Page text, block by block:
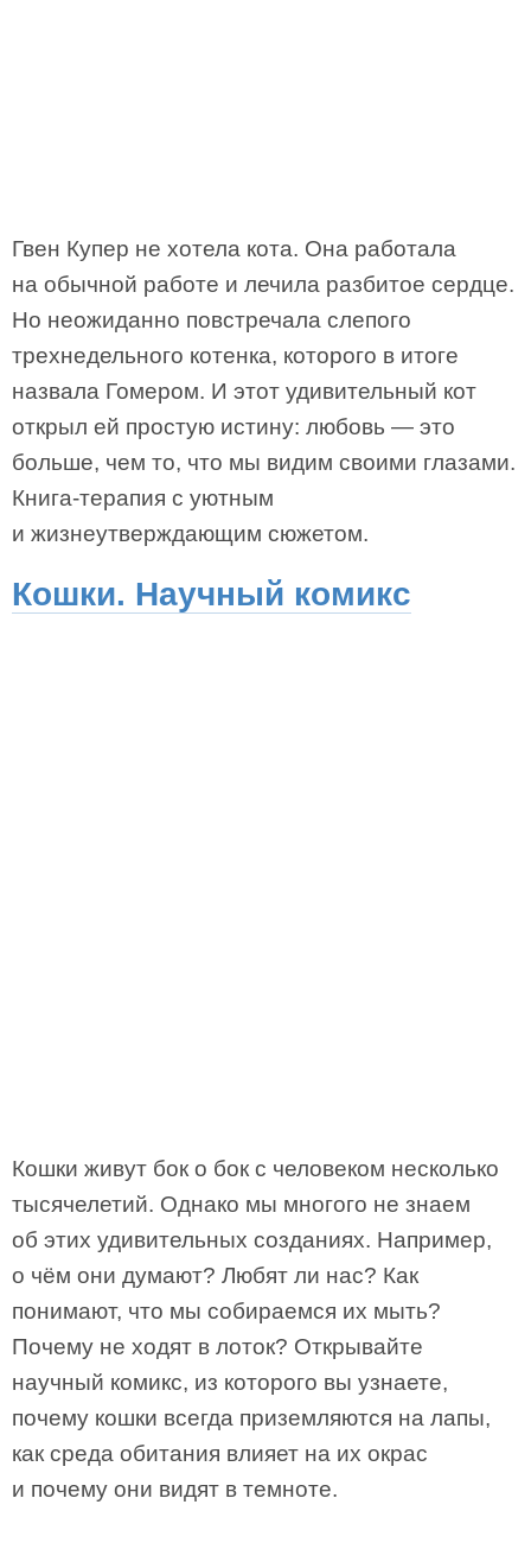
Гвен Купер не хотела кота. Она работала
на обычной работе и лечила разбитое сердце.
Но неожиданно повстречала слепого
трехнедельного котенка, которого в итоге
назвала Гомером. И этот удивительный кот
открыл ей простую истину: любовь — это
больше, чем то, что мы видим своими глазами.
Книга-терапия с уютным
и жизнеутверждающим сюжетом.
Кошки. Научный комикс
Кошки живут бок о бок с человеком несколько
тысячелетий. Однако мы многого не знаем
об этих удивительных созданиях. Например,
о чём они думают? Любят ли нас? Как
понимают, что мы собираемся их мыть?
Почему не ходят в лоток? Открывайте
научный комикс, из которого вы узнаете,
почему кошки всегда приземляются на лапы,
как среда обитания влияет на их окрас
и почему они видят в темноте.